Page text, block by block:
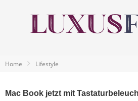
Home Lifestyle
Mac Book jetzt mit